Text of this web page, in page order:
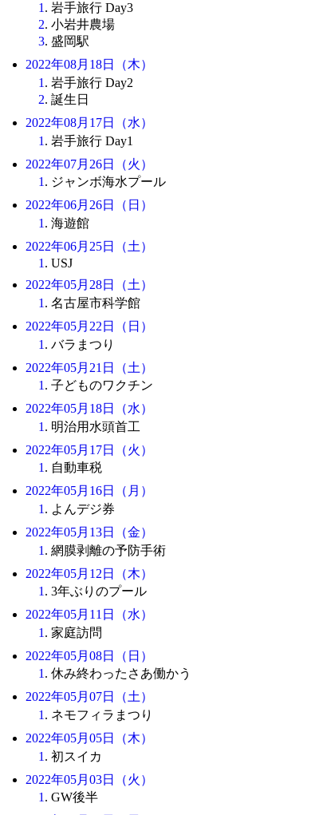
1. 岩手旅行 Day3
2. 小岩井農場
3. 盛岡駅
2022年08月18日（木）
1 . 岩手旅行 Day2
2. 誕生日
2022年08月17日（水）
1 . 岩手旅行 Day1
2022年07月26日（火）
1 . ジャンボ海水プール
2022年06月26日（日）
1 . 海遊館
2022年06月25日（土）
1. USJ
2022年05月28日（土）
1 . 名古屋市科学館
2022年05月22日（日）
1 . バラまつり
2022年05月21日（土）
1 . 子どものワクチン
2022年05月18日（水）
1 . 明治用水頭首工
2022年05月17日（火）
1 . 自動車税
2022年05月16日（月）
1 . よんデジ券
2022年05月13日（金）
1 . 網膜剥離の予防手術
2022年05月12日（木）
1 . 3年ぶりのプール
2022年05月11日（水）
1 . 家庭訪問
2022年05月08日（日）
1 . 休み終わったさあ働かう
2022年05月07日（土）
1 . ネモフィラまつり
2022年05月05日（木）
1 . 初スイカ
2022年05月03日（火）
1 . GW後半